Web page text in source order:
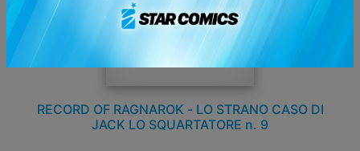
RECORD OF RAGNAROK - LO STRANO CASO DI
JACK LO SQUARTATORE n. 9